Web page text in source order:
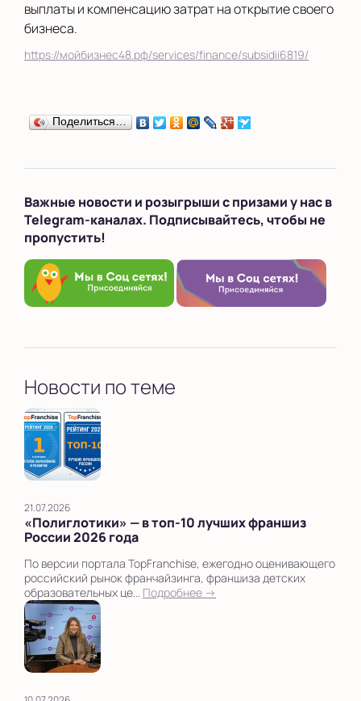
выплаты и компенсацию затрат на открытие своего
бизнеса.
https://мойбизнес48.рф/services/finance/subsidii6819/
Поделиться…
Важные новости и розыгрыши с призами у нас в
Telegram-каналах. Подписывайтесь, чтобы не
пропустить!
Новости по теме
21.07.2026
«Полиглотики» — в топ‑10 лучших франшиз
России 2026 года
По версии портала TopFranchise, ежегодно оценивающего
российский рынок франчайзинга, франшиза детских
образовательных це... Подробнее →